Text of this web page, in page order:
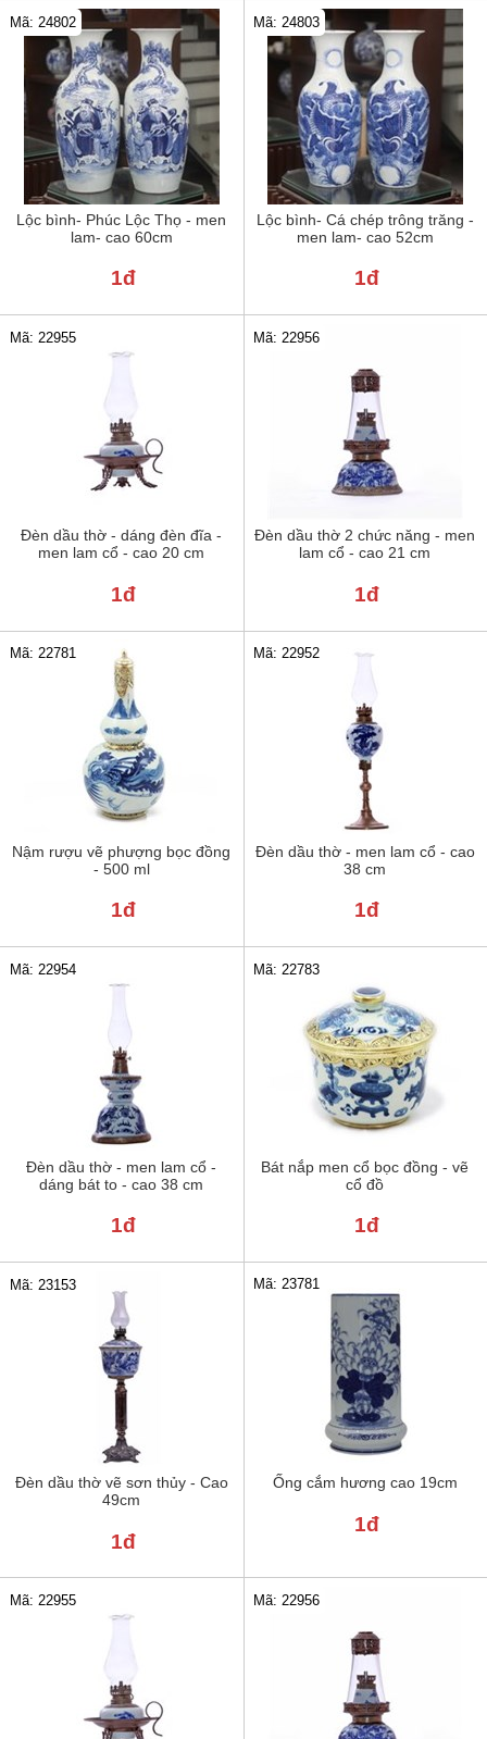
Lộc bình- Phúc Lộc Thọ - men
lam- cao 60cm
Mã: 24802
1đ
Lộc bình- Cá chép trông trăng -
men lam- cao 52cm
Mã: 24803
1đ
Đèn dầu thờ - dáng đèn đĩa -
men lam cổ - cao 20 cm
Mã: 22955
1đ
Đèn dầu thờ 2 chức năng - men
lam cổ - cao 21 cm
Mã: 22956
1đ
Nậm rượu vẽ phượng bọc đồng
- 500 ml
Mã: 22781
1đ
Đèn dầu thờ - men lam cổ - cao
38 cm
Mã: 22952
1đ
Đèn dầu thờ - men lam cổ -
dáng bát to - cao 38 cm
Mã: 22954
1đ
Bát nắp men cổ bọc đồng - vẽ
cổ đồ
Mã: 22783
1đ
Đèn dầu thờ vẽ sơn thủy - Cao
49cm
Mã: 23153
1đ
Ống cắm hương cao 19cm
Mã: 23781
1đ
Mã: 22955 Mã: 22956